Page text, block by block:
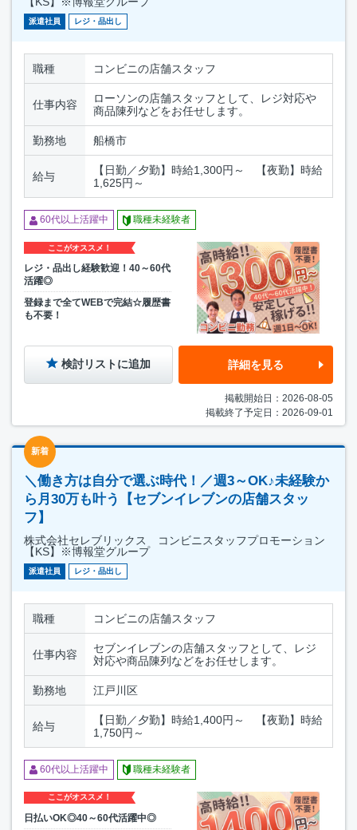
派遣社員 レジ・品出し
職種 コンビニの店舗スタッフ
仕事内容
ローソンの店舗スタッフとして、レジ対応や
商品陳列などをお任せします。
勤務地 船橋市
給与
【日勤／夕勤】時給1,300円～ 【夜勤】時給
1,625円～
60代以上活躍中 職種未経験者
ここがオススメ！
レジ・品出し経験歓迎！40～60代
活躍◎
登録まで全てWEBで完結☆履歴書
も不要！
検討リストに追加 詳細を見る
掲載開始日：2026-08-05
掲載終了予定日：2026-09-01
新着
＼働き方は自分で選ぶ時代！／週3～OK♪未経験か
ら月30万も叶う【セブンイレブンの店舗スタッ
フ】
株式会社セレブリックス コンビニスタッフプロモーション
【KS】※博報堂グループ
派遣社員 レジ・品出し
職種 コンビニの店舗スタッフ
仕事内容
セブンイレブンの店舗スタッフとして、レジ
対応や商品陳列などをお任せします。
勤務地 江戸川区
給与
【日勤／夕勤】時給1,400円～ 【夜勤】時給
1,750円～
60代以上活躍中 職種未経験者
ここがオススメ！
日払いOK◎40～60代活躍中◎